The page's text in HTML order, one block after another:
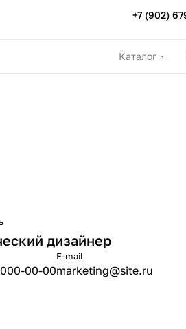
+7 (902)
Каталог
дизайнер
00-00
E-mail
marketing@site.ru